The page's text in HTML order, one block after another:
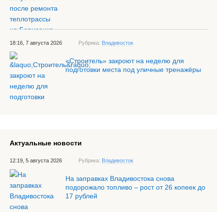
18:16, 7 августа 2026 Рубрика: Владивосток
«Строитель» закроют на неделю для
подготовки места под уличные тренажёры
Актуальные новости
12:19, 5 августа 2026 Рубрика: Владивосток
На заправках Владивостока снова
подорожало топливо – рост от 26 копеек до
17 рублей